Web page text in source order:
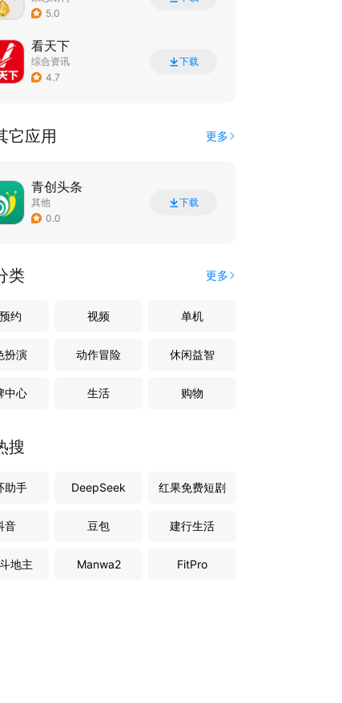
5.0
看天下
综合资讯
4.7
下载
它应用 更多
青创头条
其他
0.0
下载
类 更多
约 视频 单机
扮演 动作冒险 休闲益智
中心 生活 购物
搜
助手 DeepSeek 红果免费短剧
音 豆包 建行生活
地主 Manwa2 FitPro